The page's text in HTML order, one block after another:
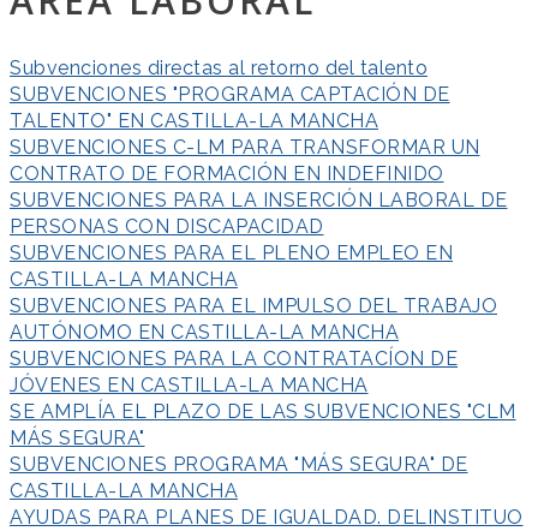
Subvenciones directas al retorno del talento
SUBVENCIONES "PROGRAMA CAPTACIÓN DE
TALENTO" EN CASTILLA-LA MANCHA
SUBVENCIONES C-LM PARA TRANSFORMAR UN
CONTRATO DE FORMACIÓN EN INDEFINIDO
SUBVENCIONES PARA LA INSERCIÓN LABORAL DE
PERSONAS CON DISCAPACIDAD
SUBVENCIONES PARA EL PLENO EMPLEO EN
CASTILLA-LA MANCHA
SUBVENCIONES PARA EL IMPULSO DEL TRABAJO
AUTÓNOMO EN CASTILLA-LA MANCHA
SUBVENCIONES PARA LA CONTRATACÍON DE
JÓVENES EN CASTILLA-LA MANCHA
SE AMPLÍA EL PLAZO DE LAS SUBVENCIONES "CLM
MÁS SEGURA"
SUBVENCIONES PROGRAMA "MÁS SEGURA" DE
CASTILLA-LA MANCHA
AYUDAS PARA PLANES DE IGUALDAD. DELINSTITUO